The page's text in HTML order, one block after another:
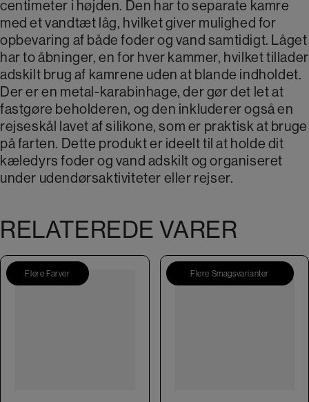
centimeter i højden. Den har to separate kamre
med et vandtæt låg, hvilket giver mulighed for
opbevaring af både foder og vand samtidigt. Låget
har to åbninger, en for hver kammer, hvilket tillader
adskilt brug af kamrene uden at blande indholdet.
Der er en metal-karabinhage, der gør det let at
fastgøre beholderen, og den inkluderer også en
rejseskål lavet af silikone, som er praktisk at bruge
på farten. Dette produkt er ideelt til at holde dit
kæledyrs foder og vand adskilt og organiseret
under udendørsaktiviteter eller rejser.
RELATEREDE VARER
Flere Farver Flere Smagsvarianter